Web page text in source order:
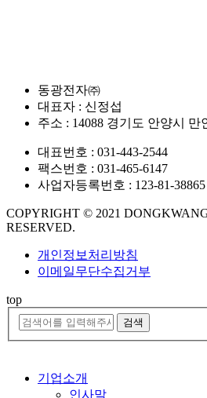
동광전자㈜
대표자 : 신정섭
주소 : 14088 경기도 안양시 만
대표번호 : 031-443-2544
팩스번호 : 031-465-6147
사업자등록번호 : 123-81-38865
COPYRIGHT © 2021
RESERVED.
개인정보처리방침
이메일무단수집거부
top
기업소개
인사말